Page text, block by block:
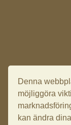
Denna
möjliggöra
kan ändra
Saltå 17, 153 91